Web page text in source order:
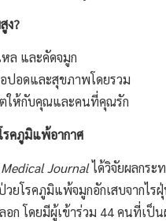
ง?
หล และคัดจมูก
ปอดและสุขภาพโดยรวม
ให้กับคุณและคนที่คุณรัก
รคภูมิแพ้อากาศ
Medical Journalได้วิจัยผลกระ
วยโรคภูมิแพ้จมูกอักเสบจาก
ก โดยมีผู้เข้าร่วม 44 คนที่เป็